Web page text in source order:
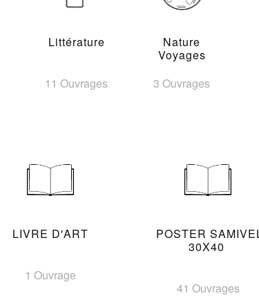
Littérature
11 Ouvrages
Nature
Voyages
3 Ouvrages
LIVRE D'ART
1 Ouvrage
POSTER
30X40
41 Ouvrages